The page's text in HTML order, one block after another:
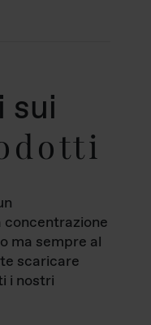
sui
ma sempre al
scaricare
i nostri